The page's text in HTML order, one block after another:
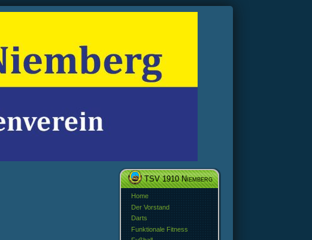
TSV 1910 Niemberg
Home
Der Vorstand
Darts
Funktionale Fitness